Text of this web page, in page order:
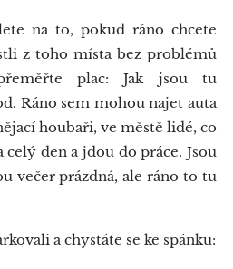
na to, pokud ráno chcete
z toho místa bez problémů
plac: Jak jsou tu
Ráno sem mohou najet auta
houbaři, ve městě lidé, co
den a jdou do práce. Jsou
večer prázdná, ale ráno to tu
a chystáte se ke spánku: